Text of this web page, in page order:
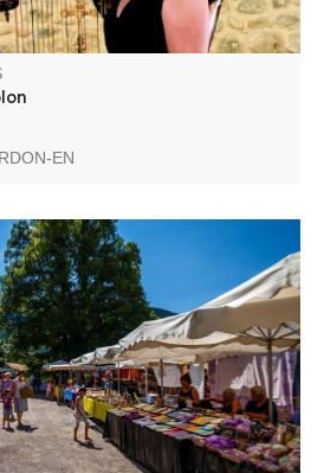
EN
takes place on Monday
square.